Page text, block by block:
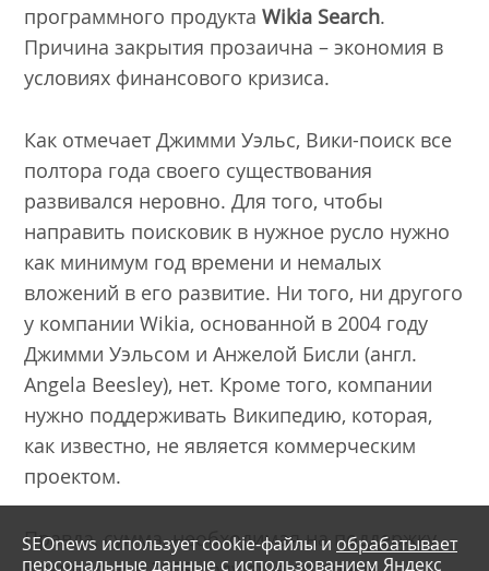
программного продуктаWikia Search.
Причина закрытия прозаична – экономия в
условиях финансового кризиса.
Как отмечает Джимми Уэльс, Вики-поиск все
полтора года своего существования
развивался неровно. Для того, чтобы
направить поисковик в нужное русло нужно
как минимум год времени и немалых
вложений в его развитие. Ни того, ни другого
у компании Wikia, основанной в 2004 году
Джимми Уэльсом и Анжелой Бисли (англ.
Angela Beesley), нет. Кроме того, компании
нужно поддерживать Википедию, которая,
как известно, не является коммерческим
проектом.
Правда, сумма, необходимая на поддержку
SEOnews использует cookie-файлы и обрабатывает
персональные данные с использованием Яндекс